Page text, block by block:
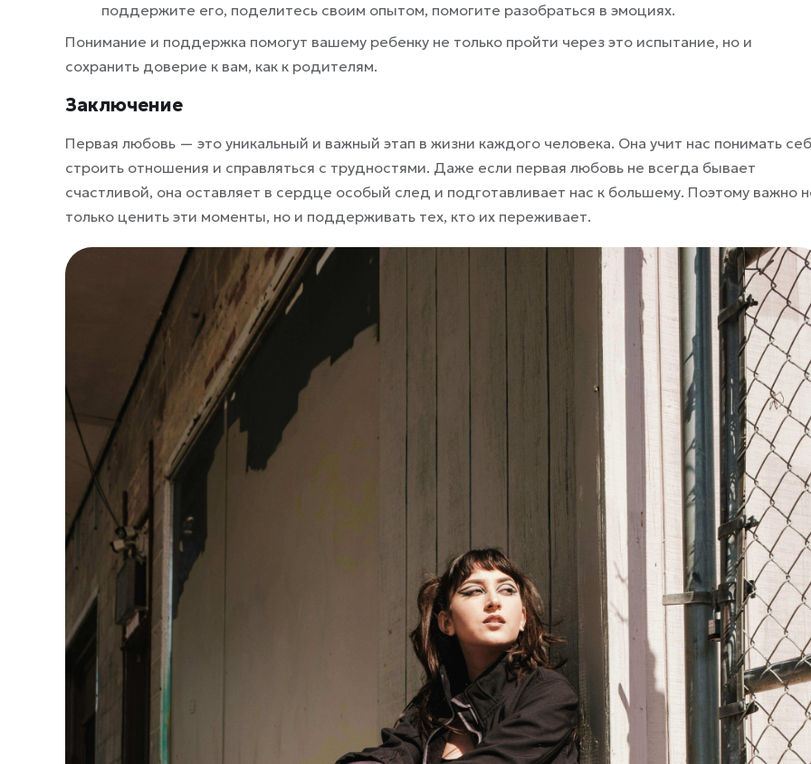
поддержите его, поделитесь своим опытом, помогите разобраться в эмоциях.
Понимание и поддержка помогут вашему ребенку не только пройти через это испытание, но и
сохранить доверие к вам, как к родителям.
Заключение
Первая любовь — это уникальный и важный этап в жизни каждого человека. Она учит нас понимать
строить отношения и справляться с трудностями. Даже если первая любовь не всегда бывает
счастливой, она оставляет в сердце особый след и подготавливает нас к большему. Поэтому важно
только ценить эти моменты, но и поддерживать тех, кто их переживает.